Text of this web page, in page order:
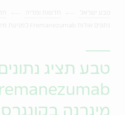
טבע תציג
מיגרנה בקונגרס